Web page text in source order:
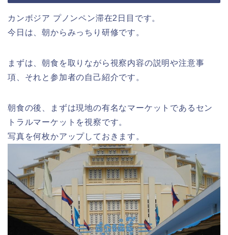
カンボジア プノンペン滞在2日目です。
今日は、朝からみっちり研修です。
まずは、朝食を取りながら視察内容の説明や注意事
項、それと参加者の自己紹介です。
朝食の後、まずは現地の有名なマーケットであるセン
トラルマーケットを視察です。
写真を何枚かアップしておきます。